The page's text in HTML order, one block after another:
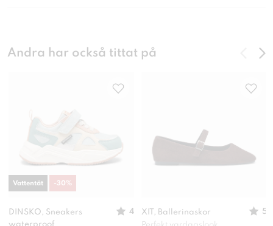
Andra har också tittat på
DINSKO, Sneakers
4
Vattentät -30%
XIT, Ballerinaskor
5